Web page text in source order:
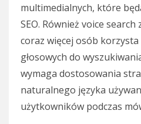
multimedialnych, które
SEO. Również voice
coraz więcej osób
głosowych do
wymaga dostosowania
naturalnego języka
użytkowników podczas